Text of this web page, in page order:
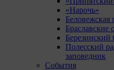
«Нарочь»
Беловежская
Браславские
Березинский
Полесский
заповедник
События